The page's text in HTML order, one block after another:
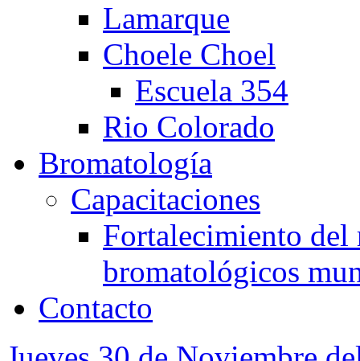
Lamarque
Choele Choel
Escuela 354
Rio Colorado
Bromatología
Capacitaciones
Fortalecimiento del
bromatológicos
Contacto